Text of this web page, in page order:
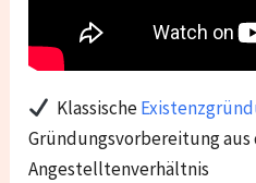
Klassische
Gründungsvorbereitung aus
Angestelltenverhältnis